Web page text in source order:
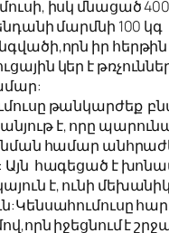
իսկ մնացած
մարմնի 100 կգ
իր հերթին
կեր է
թանկարժեք
է, որը
համար
հագեցած է
է, ունի
իջեցնում է